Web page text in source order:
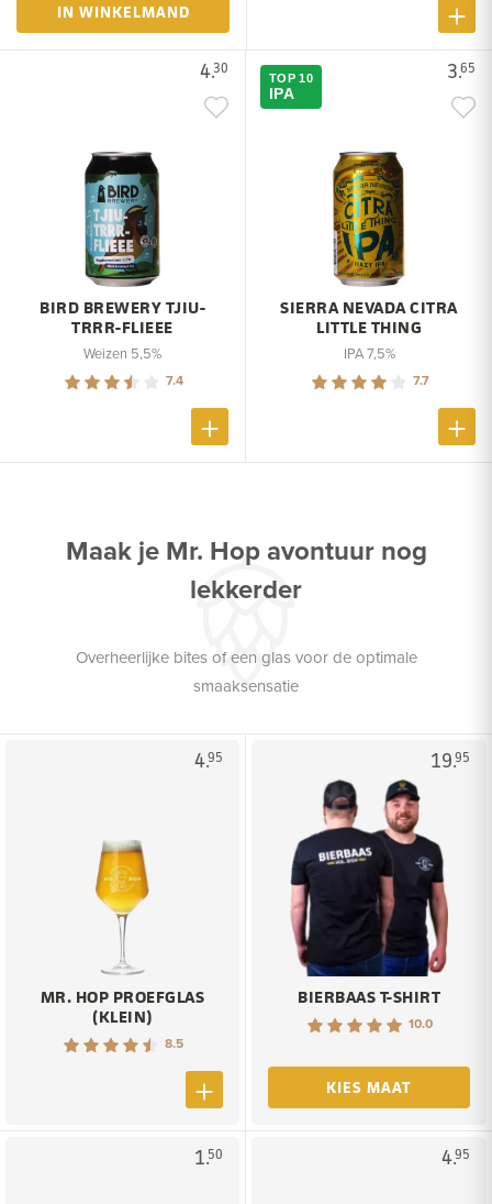
IN WINKELMAND
4.30
BIRD BREWERY TJIU-
TRRR-FLIEEE
Weizen 5,5%
7.4
3.65
TOP 10
IPA
SIERRA NEVADA CITRA
LITTLE THING
IPA 7,5%
7.7
Maak je Mr. Hop avontuur nog
lekkerder
Overheerlijke bites of een glas voor de optimale
smaaksensatie
4.95
MR. HOP PROEFGLAS
(KLEIN)
8.5
19.95
BIERBAAS T-SHIRT
10.0
KIES MAAT
1.50 4.95